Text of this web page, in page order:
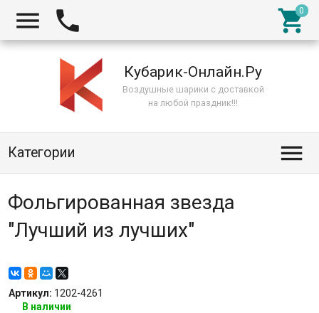
  
Кубарик-Онлайн.Ру
Воздушные шарики с доставкой
на любой праздник!!!
Категории 
Фольгированная звезда
"Лучший из лучших"
Артикул: 1202-4261
В наличии